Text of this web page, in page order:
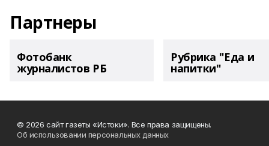
Партнеры
Фотобанк
журналистов РБ
Рубрика "Еда и
напитки"
© 2026 сайт газеты «Истоки». Все права защищены.
Об использовании персональных данных